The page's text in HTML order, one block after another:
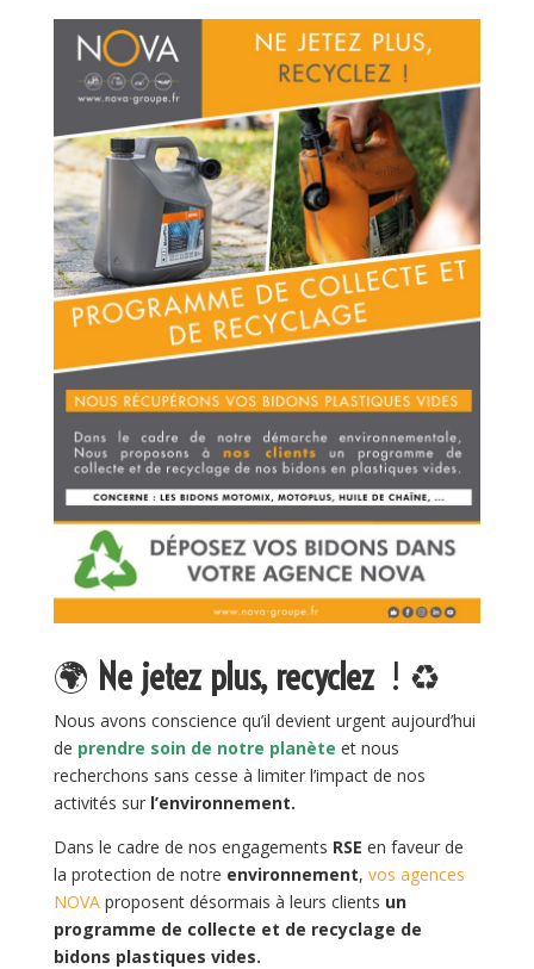
🌍 Ne jetez plus, recyclez ! ♻
Nous avons conscience qu’il devient urgent aujourd’hui
de prendre soin de notre planète et nous
recherchons sans cesse à limiter l’impact de nos
activités sur l’environnement.
Dans le cadre de nos engagements RSE en faveur de
la protection de notre environnement, vos agences
NOVAproposent désormais à leurs clients un
programme de collecte et de recyclage de
bidons plastiques vides.